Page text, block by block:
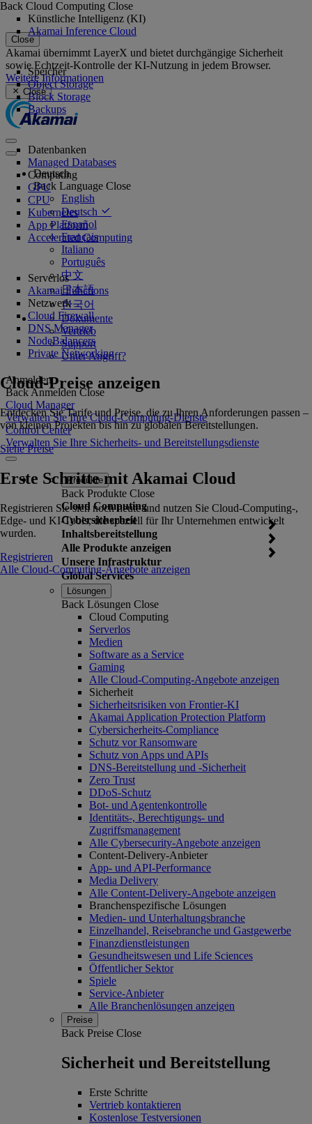
Close
Akamai übernimmt LayerX und bietet durchgängige Sicherheit
sowie Echtzeit-Kontrolle der KI-Nutzung in jedem Browser.
Weitere Informationen
Close
Deutsch
Back Language Close
English
Deutsch
Español
Français
Italiano
Português
中文
日本語
한국어
Dokumente
Vertrieb
Support
Unter Angriff?
Anmelden
BackAnmelden Close
Cloud Manager
Verwalten Sie Ihre Cloud-Computing-Dienste
Control Center
Verwalten Sie Ihre Sicherheits- und Bereitstellungsdienste
Produkte
Back Produkte Close
Cloud Computing
Cybersicherheit
Inhaltsbereitstellung
Alle Produkte anzeigen
Unsere Infrastruktur
Global Services
Back Cloud Computing Close
Künstliche Intelligenz (KI)
Akamai Inference Cloud
Speicher
Object Storage
Block Storage
Backups
Datenbanken
Managed Databases
Computing
GPU
CPU
Kubernetes
App Platform
Accelerated Computing
Serverlos
Akamai Functions
Netzwerk
Cloud Firewall
DNS Manager
NodeBalancers
Private Networking
Cloud-Preise anzeigen
Entdecken Sie Tarife und Preise, die zu Ihren Anforderungen passen –
von kleinen Projekten bis hin zu globalen Bereitstellungen.
Siehe Preise
Erste Schritte mit Akamai Cloud
Registrieren Sie sich noch heute und nutzen Sie Cloud-Computing-,
Edge- und KI-Tools, die speziell für Ihr Unternehmen entwickelt
wurden.
Registrieren
Alle Cloud-Computing-Angebote anzeigen
Lösungen
Back Lösungen Close
Cloud Computing
Serverlos
Medien
Software as a Service
Gaming
Alle Cloud-Computing-Angebote anzeigen
Sicherheit
Sicherheitsrisiken von Frontier-KI
Akamai Application Protection Platform
Cybersicherheits-Compliance
Schutz vor Ransomware
Schutz von Apps und APIs
DNS-Bereitstellung und -Sicherheit
Zero Trust
DDoS-Schutz
Bot- und Agentenkontrolle
Identitäts-, Berechtigungs- und
Zugriffsmanagement
Alle Cybersecurity-Angebote anzeigen
Content-Delivery-Anbieter
App- und API-Performance
Media Delivery
Alle Content-Delivery-Angebote anzeigen
Branchenspezifische Lösungen
Medien- und Unterhaltungsbranche
Einzelhandel, Reisebranche und Gastgewerbe
Finanzdienstleistungen
Gesundheitswesen und Life Sciences
Öffentlicher Sektor
Spiele
Service-Anbieter
Alle Branchenlösungen anzeigen
Preise
Back Preise Close
Sicherheit und Bereitstellung
Erste Schritte
Vertrieb kontaktieren
Kostenlose Testversionen